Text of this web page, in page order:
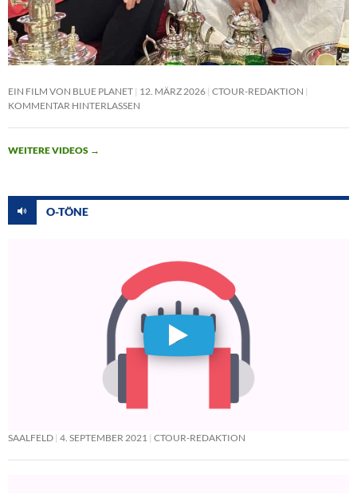
EIN FILM VON BLUE PLANET 12. MÄRZ 2026 CTOUR-REDAKTION
KOMMENTAR HINTERLASSEN
WEITERE VIDEOS →
O-TÖNE
SAALFELD 4. SEPTEMBER 2021 CTOUR-REDAKTION